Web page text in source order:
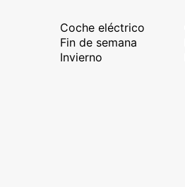
Coche eléctrico
Fin de semana
Invierno